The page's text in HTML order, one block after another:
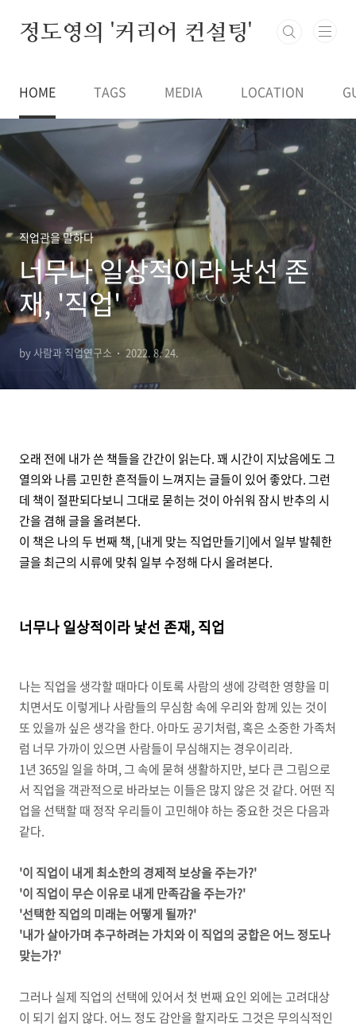
정도영의 '커리어 컨설팅'
HOME TAGS MEDIA LOCATION
직업관을 말하다
너무나 일상적이라 낯선 존
재, '직업'
by 사람과 직업연구소 2022. 8. 24.
오래 전에 내가 쓴 책들을 간간이 읽는다. 꽤 시간이 지났음에도 그
열의와 나름 고민한 흔적들이 느껴지는 글들이 있어 좋았다. 그런
데 책이 절판되다보니 그대로 묻히는 것이 아쉬워 잠시 반추의 시
간을 겸해 글을 올려본다.
이 책은 나의 두 번째 책, [내게 맞는 직업만들기]에서 일부 발췌한
글을 최근의 시류에 맞춰 일부 수정해 다시 올려본다.
너무나 일상적이라 낯선 존재, 직업
나는 직업을 생각할 때마다 이토록 사람의 생에 강력한 영향을 미
치면서도 이렇게나 사람들의 무심함 속에 우리와 함께 있는 것이
또 있을까 싶은 생각을 한다. 아마도 공기처럼, 혹은 소중한 가족처
럼 너무 가까이 있으면 사람들이 무심해지는 경우이리라.
1년 365일 일을 하며, 그 속에 묻혀 생활하지만, 보다 큰 그림으로
서 직업을 객관적으로 바라보는 이들은 많지 않은 것 같다. 어떤 직
업을 선택할 때 정작 우리들이 고민해야 하는 중요한 것은 다음과
같다.
'이 직업이 내게 최소한의 경제적 보상을 주는가?'
'이 직업이 무슨 이유로 내게 만족감을 주는가?'
'선택한 직업의 미래는 어떻게 될까?'
'내가 살아가며 추구하려는 가치와 이 직업의 궁합은 어느 정도나
맞는가?'
그러나 실제 직업의 선택에 있어서 첫 번째 요인 외에는 고려대상
이 되기 쉽지 않다. 어느 정도 감안을 할지라도 그것은 무의식적인